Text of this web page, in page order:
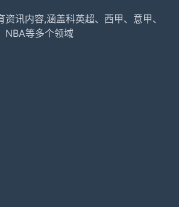
讯内容,涵盖科英超、西甲、意甲、
NBA等多个领域